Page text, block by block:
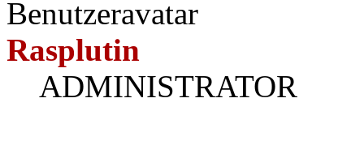
Rasplutin
ADMINISTRATOR